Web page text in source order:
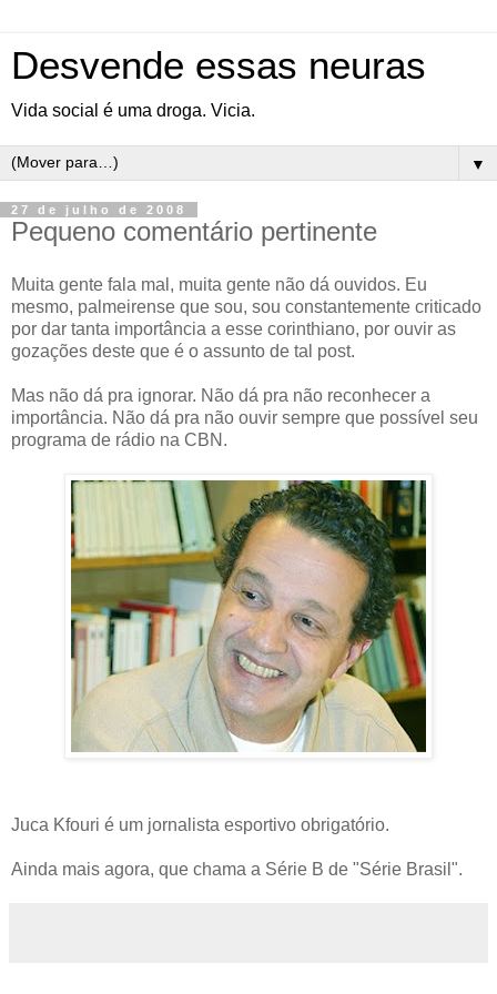
Desvende essas neuras
Vida social é uma droga. Vicia.
▼
27 de julho de 2008
Pequeno comentário pertinente
Muita gente fala mal, muita gente não dá ouvidos. Eu
mesmo, palmeirense que sou, sou constantemente criticado
por dar tanta importância a esse corinthiano, por ouvir as
gozações deste que é o assunto de tal post.
Mas não dá pra ignorar. Não dá pra não reconhecer a
importância. Não dá pra não ouvir sempre que possível seu
programa de rádio na CBN.
Juca Kfouri é um jornalista esportivo obrigatório.
Ainda mais agora, que chama a Série B de "Série Brasil".